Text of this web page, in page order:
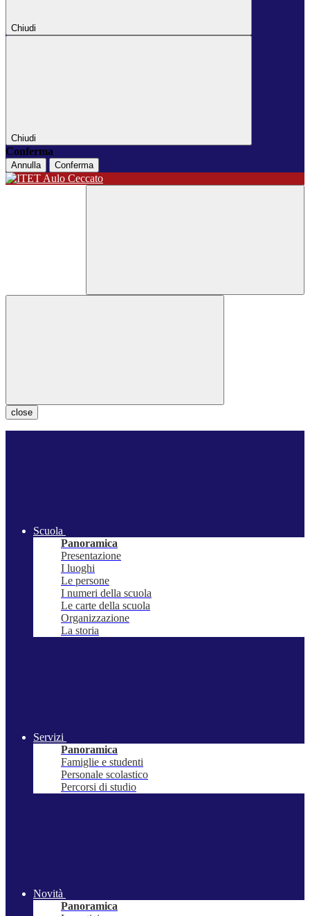
Chiudi
Chiudi
Conferma
Annulla Conferma
close
Scuola
Panoramica
Presentazione
I luoghi
Le persone
I numeri della scuola
Le carte della scuola
Organizzazione
La storia
Servizi
Panoramica
Famiglie e studenti
Personale scolastico
Percorsi di studio
Novità
Panoramica